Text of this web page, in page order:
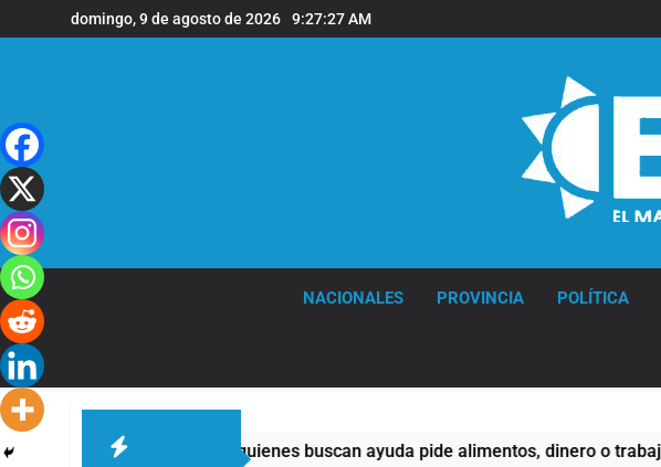
al
domingo, 9 de agosto de 2026 9:27:28 AM
NACIONALES PROVINCIA POLÍTICA
casi la mitad de quienes buscan ayuda pide alimentos, dinero o trabajo